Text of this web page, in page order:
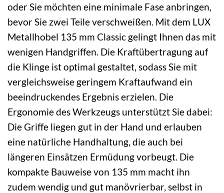
oder Sie möchten eine minimale Fase anbringen,
bevor Sie zwei Teile verschweißen. Mit dem LUX
Metallhobel 135 mm Classic gelingt Ihnen das mit
wenigen Handgriffen. Die Kraftübertragung auf
die Klinge ist optimal gestaltet, sodass Sie mit
vergleichsweise geringem Kraftaufwand ein
beeindruckendes Ergebnis erzielen. Die
Ergonomie des Werkzeugs unterstützt Sie dabei:
Die Griffe liegen gut in der Hand und erlauben
eine natürliche Handhaltung, die auch bei
längeren Einsätzen Ermüdung vorbeugt. Die
kompakte Bauweise von 135 mm macht ihn
zudem wendig und gut manövrierbar, selbst in